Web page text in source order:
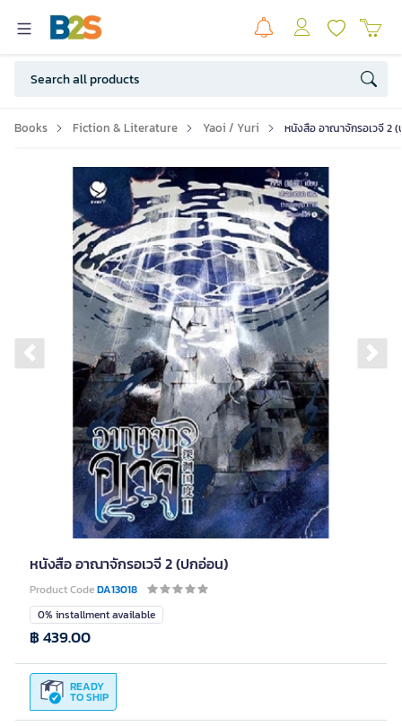
Books Fiction & Literature Yaoi / Yuri หนังสือ อาณาจักรอเวจี 2
Previous slide
หนังสือ อาณาจักรอเวจี 2 (ปกอ่อน)
Product CodeDA13018
0% installment available
READY
TO SHIP
฿ 439.00